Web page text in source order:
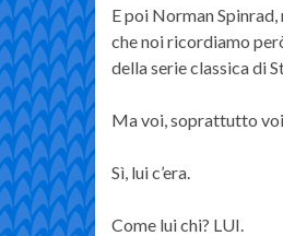
E poi Norman
che noi ricordiamo
della serie classica di
Ma voi, soprattutto
Sì, lui c’era.
Come lui chi? LUI.